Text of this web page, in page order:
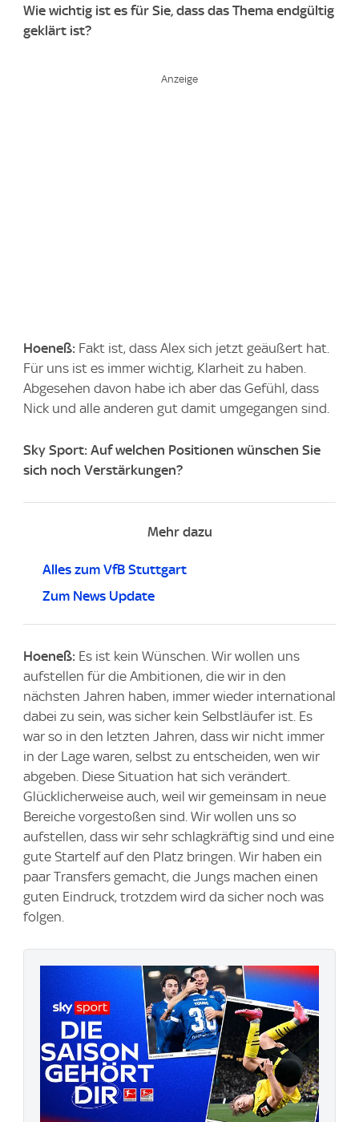
Wie wichtig ist es für Sie, dass das Thema endgültig
geklärt ist?
Hoeneß: Fakt ist, dass Alex sich jetzt geäußert hat.
Für uns ist es immer wichtig, Klarheit zu haben.
Abgesehen davon habe ich aber das Gefühl, dass
Nick und alle anderen gut damit umgegangen sind.
Sky Sport: Auf welchen Positionen wünschen Sie
sich noch Verstärkungen?
Mehr dazu
Alles zum VfB Stuttgart
Zum News Update
Hoeneß: Es ist kein Wünschen. Wir wollen uns
aufstellen für die Ambitionen, die wir in den
nächsten Jahren haben, immer wieder international
dabei zu sein, was sicher kein Selbstläufer ist. Es
war so in den letzten Jahren, dass wir nicht immer
in der Lage waren, selbst zu entscheiden, wen wir
abgeben. Diese Situation hat sich verändert.
Glücklicherweise auch, weil wir gemeinsam in neue
Bereiche vorgestoßen sind. Wir wollen uns so
aufstellen, dass wir sehr schlagkräftig sind und eine
gute Startelf auf den Platz bringen. Wir haben ein
paar Transfers gemacht, die Jungs machen einen
guten Eindruck, trotzdem wird da sicher noch was
folgen.